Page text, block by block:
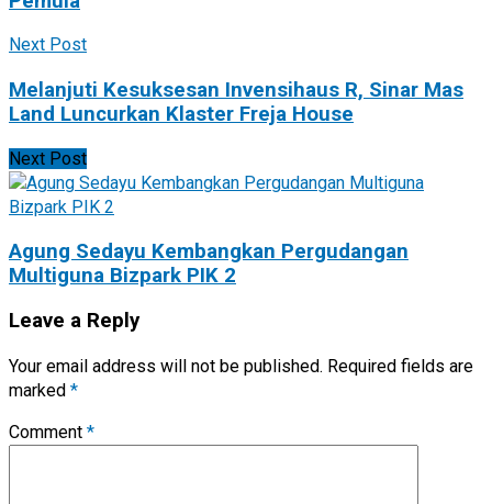
Next Post
Melanjuti Kesuksesan Invensihaus R, Sinar Mas
Land Luncurkan Klaster Freja House
Next Post
Agung Sedayu Kembangkan Pergudangan
Multiguna Bizpark PIK 2
Leave a Reply
Your email address will not be published. Required fields are
marked *
Comment *